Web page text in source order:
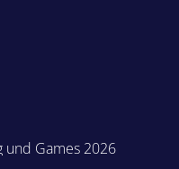
Games 2026